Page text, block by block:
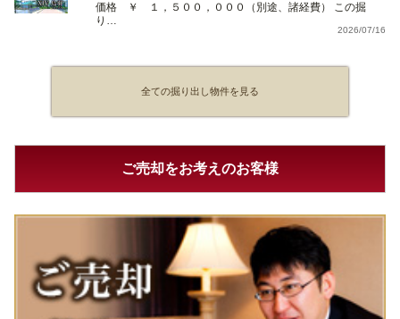
価格 ￥ １，５００，０００（別途、諸経費） この掘
り…
2026/07/16
全ての掘り出し物件を見る
ご売却をお考えのお客様